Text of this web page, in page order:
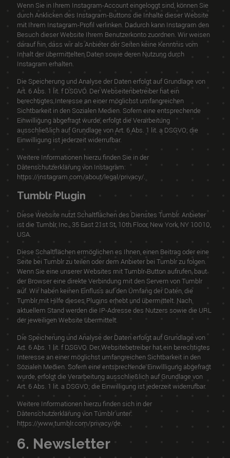
Wenn Sie in Ihrem Instagram-Account eingeloggt sind, können Sie
durch Anklicken des Instagram-Buttons die Inhalte dieser Website
mit Ihrem Instagram-Profil verlinken. Dadurch kann Instagram den
Besuch dieser Website Ihrem Benutzerkonto zuordnen. Wir weisen
darauf hin, dass wir als Anbieter der Seiten keine Kenntnis vom
Inhalt der übermittelten Daten sowie deren Nutzung durch
Instagram erhalten.
Die Speicherung und Analyse der Daten erfolgt auf Grundlage von
Art. 6 Abs. 1 lit. f DSGVO. Der Webseitenbetreiber hat ein
berechtigtes Interesse an einer möglichst umfangreichen
Sichtbarkeit in den Sozialen Medien. Sofern eine entsprechende
Einwilligung abgefragt wurde, erfolgt die Verarbeitung
ausschließlich auf Grundlage von Art. 6 Abs. 1 lit. a DSGVO; die
Einwilligung ist jederzeit widerrufbar.
Weitere Informationen hierzu finden Sie in der
Datenschutzerklärung von Instagram:
https://instagram.com/about/legal/privacy/.
Tumblr Plugin
Diese Website nutzt Schaltflächen des Dienstes Tumblr. Anbieter
ist die Tumblr, Inc., 35 East 21st St, 10th Floor, New York, NY 10010,
USA.
Diese Schaltflächen ermöglichen es Ihnen, einen Beitrag oder eine
Seite bei Tumblr zu teilen oder dem Anbieter bei Tumblr zu folgen.
Wenn Sie eine unserer Websites mit Tumblr-Button aufrufen, baut
der Browser eine direkte Verbindung mit den Servern von Tumblr
auf. Wir haben keinen Einfluss auf den Umfang der Daten, die
Tumblr mit Hilfe dieses Plugins erhebt und übermittelt. Nach
aktuellem Stand werden die IP-Adresse des Nutzers sowie die URL
der jeweiligen Website übermittelt.
Die Speicherung und Analyse der Daten erfolgt auf Grundlage von
Art. 6 Abs. 1 lit. f DSGVO. Der Websitebetreiber hat ein berechtigtes
Interesse an einer möglichst umfangreichen Sichtbarkeit in den
Sozialen Medien. Sofern eine entsprechende Einwilligung abgefragt
wurde, erfolgt die Verarbeitung ausschließlich auf Grundlage von
Art. 6 Abs. 1 lit. a DSGVO; die Einwilligung ist jederzeit widerrufbar.
Weitere Informationen hierzu finden sich in der
Datenschutzerklärung von Tumblr unter:
https://www.tumblr.com/privacy/de.
6. Newsletter